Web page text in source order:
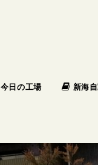
今日の工場 新海